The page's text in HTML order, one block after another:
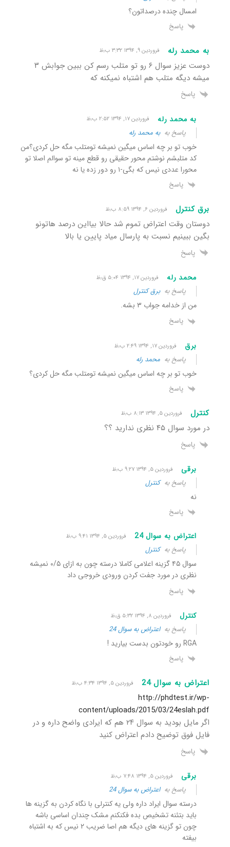
امسال چنده درصداتون؟
پاسخ
به محمد رله فروردین ۹, ۱۳۹۴ ۳:۳۲ ب٫ظ
دوست عزیز سوال ۶ رو تو متلب رسم کن ببین جوابش ۳
میشه دیگه متلب هم اشتباه نمیکنه که
پاسخ
به محمد رله فروردین ۱۷, ۱۳۹۴ ۲:۵۲ ب٫ظ
پاسخ بهبه محمد رله
خوب تو بر چه اساس میگین نمیشه تومتلب مگه حل کردی؟من
کد متلبشم نوشتم محور حقیقی رو قطع مینه تو سوالم اصلا تو
محورا عددی نیس که بگی-۱ رو دور زده یا نه
پاسخ
برق کنترل فروردین ۶, ۱۳۹۴ ۸:۵۹ ب٫ظ
دوستان وقت اعتراض تموم شد حالا بیااین درصد هاتونو
بگین ببینیم نسبت به پارسال میاد پایین یا بالا
پاسخ
محمد رله فروردین ۱۷, ۱۳۹۴ ۵:۰۴ ق٫ظ
پاسخ بهبرق کنترل
من از خدامه جواب ۳ بشه.
پاسخ
برق فروردین ۱۷, ۱۳۹۴ ۲:۴۹ ب٫ظ
پاسخ به محمد رله
خوب تو بر چه اساس میگین نمیشه تومتلب مگه حل کردی؟
پاسخ
کنترل فروردین ۵, ۱۳۹۴ ۸:۱۳ ب٫ظ
در مورد سوال ۴۵ نظری ندارید ؟؟
پاسخ
برقی فروردین ۵, ۱۳۹۴ ۹:۲۷ ب٫ظ
پاسخ بهکنترل
نه
پاسخ
اعتراض به سوال 24 فروردین ۵, ۱۳۹۴ ۹:۴۱ ب٫ظ
پاسخ بهکنترل
سوال ۴۵ گزینه اعلامی کاملا درسته چون به ازای ۰/۵ نمیشه
نظری در مورد جفت کردن ورودی خروجی داد
پاسخ
کنترل فروردین ۸, ۱۳۹۴ ۵:۳۲ ق٫ظ
پاسخ بهاعتراض به سوال 24
RGA رو خودتون بدست بیارید !
پاسخ
اعتراض به سوال 24 فروردین ۵, ۱۳۹۴ ۴:۳۴ ب٫ظ
http://phdtest.ir/wp-
content/uploads/2015/03/24eslah.pdf
اگر مایل بودید به سوال ۲۴ هم که ایرادی واضح داره و در
فایل فوق توضیح دادم اعتراض کنید
پاسخ
برقی فروردین ۵, ۱۳۹۴ ۷:۴۸ ب٫ظ
پاسخ بهاعتراض به سوال 24
درسته سوال ایراد داره ولی یه کنترلی با نگاه کردن به گزینه ها
باید بتئنه تشخیص بده فکنکنم مشک چندان اساسی باشه
چون تو گزینه های دیگه هم اصا ضریب ۲ نیس که به اشتباه
بیفته